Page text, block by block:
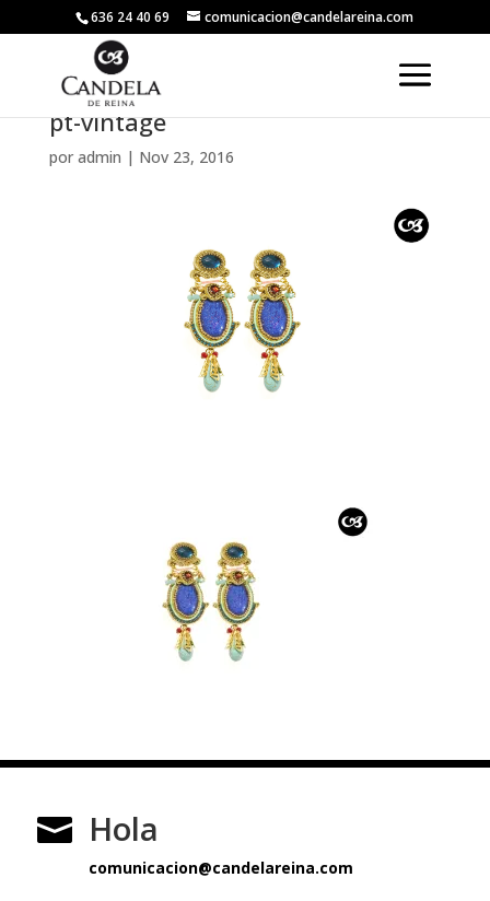
636 24 40 69 comunicacion@candelareina.com
pt-vintage
por admin | Nov 23, 2016
 Hola
comunicacion@candelareina.com